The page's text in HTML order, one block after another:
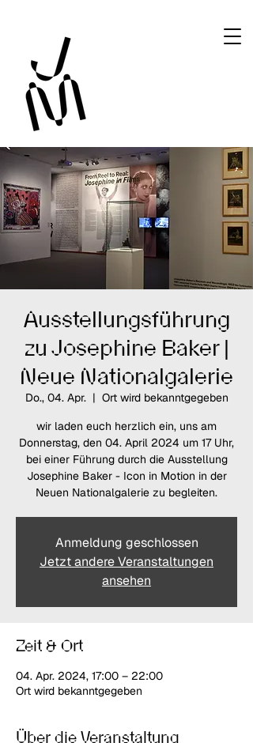
Ausstellungsführung
zu Josephine Baker |
Neue Nationalgalerie
Do., 04. Apr.
  |
Ort wird bekanntgegeben
wir laden euch herzlich ein, uns am
Donnerstag, den 04. April 2024 um 17 Uhr,
bei einer Führung durch die Ausstellung
Josephine Baker - Icon in Motion in der
Neuen Nationalgalerie zu begleiten.
Anmeldung geschlossen
Jetzt andere Veranstaltungen
ansehen
Zeit & Ort
04. Apr. 2024, 17:00 – 22:00
Ort wird bekanntgegeben
Über die Veranstaltung